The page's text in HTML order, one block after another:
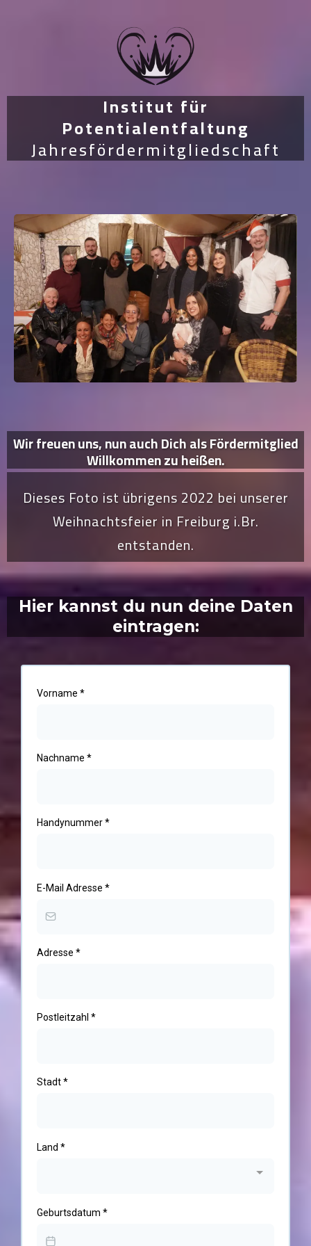
Institut für
Potentialentfaltung
Jahresfördermitgliedschaft
Wir freuen uns, nun auch Dich als Fördermitglied
Willkommen zu heißen.
Dieses Foto ist übrigens 2022 bei unserer
Weihnachtsfeier in Freiburg i.Br.
entstanden.
Hier kannst du nun deine Daten
eintragen:
Vorname *
Nachname *
Handynummer*
E-Mail Adresse *
Adresse *
Postleitzahl *
Stadt*
Land *
Geburtsdatum *